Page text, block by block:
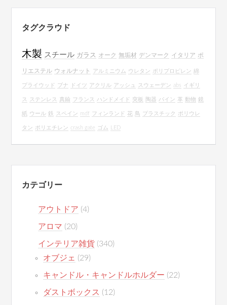
タグクラウド
木製 スチール ガラス オーク 無垢材 デンマーク イタリア ポ
リエステル ウォルナット アルミニウム ウレタン ポリプロピレン 綿
プライウッド ブナ ドイツ アクリル アッシュ スウェーデン abs イギリ
ス ステンレス 真鍮 フランス ハンドメイド 突板 陶器 パイン 革 動物 鏡
紙 ウール 鉄 スペイン mdf フィンランド 花 鳥 プラスチック ポリウレ
タン ポリエチレン crash gate ゴム LED
カテゴリー
アウトドア (4)
アロマ (20)
インテリア雑貨 (340)
オブジェ (29)
キャンドル・キャンドルホルダー (22)
ダストボックス (12)